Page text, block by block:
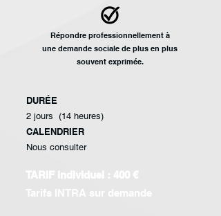
Répondre professionnellement à
une demande sociale de plus en plus
souvent exprimée.
DURÉE
2 jours (14 heures)
CALENDRIER
Nous consulter
TARIF individuel : 400 €
Tarifs INTRA sur demande